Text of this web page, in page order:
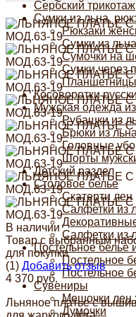
Сербский трикотаж
Сумки из льна,
Рюкзаки
Сумки из
Сумочки на
Сумки через
Планшетницы
Косоворотки
Мужская одежда
Рубашки из
Брюки из льна
Головные
Шорты
Детский раздел
Столовое белье
Скатерти лен
Салфетки из
Салфетки из
Постельное белье
Постельное
Постельное
Сувениры
Мешочки лен
Думочки
В наличии
Товар с выбранным
для покупки
(1) Добавить отзыв
4 370 руб.
Льняное платье с